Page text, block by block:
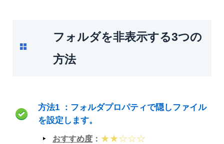
フォルダを非表示する3つの
方法
方法1 ：フォルダプロパティで隠しファイル
を設定します。
おすすめ度 ： ★★☆☆☆